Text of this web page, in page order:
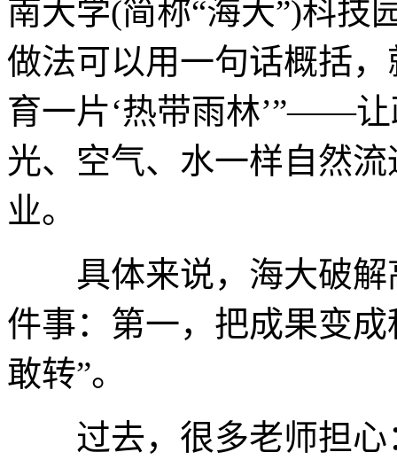
南大学(简称“海大”)科技
做法可以用一句话概括，
育一片‘热带雨林’”——
光、空气、水一样自然
业。
具体来说，海大破解
件事：第一，把成果变
敢转”。
过去，很多老师担心